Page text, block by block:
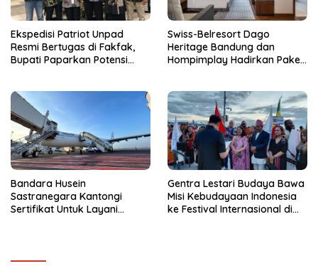
Ekspedisi Patriot Unpad
Resmi Bertugas di Fakfak,
Bupati Paparkan Potensi
Swiss-Belresort Dago
Heritage Bandung dan
Hompimplay Hadirkan Paket
Bandara Husein
Sastranegara Kantongi
Sertifikat Untuk Layani
Gentra Lestari Budaya Bawa
Misi Kebudayaan Indonesia
ke Festival Internasional di